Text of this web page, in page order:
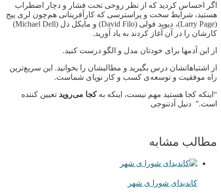
اگر احساس کردید که از نظر روحی تحت فشار و دچار اضطراب
هستید، شرایط سخت و پراسترسی که کارآفرینانی همچون لری پیج
(
Larry Page)، دیوید فولی (David Filo) و مایکل دل (Michael Dell
)
کارشان را در آن آغاز کردند به یاد آورید.
از این آدمها برای خودتان مدل و الگو درست کنید.
از اشتباهاتشان درس بگیرید و مطالبشان را بخوانید. این سریعترین
راه موفقیت و توسعهی کسب و کار نوپای شماست.
“اینکه کجا هستید مهم نیست، اینکه بهکجا میروید تعیین کننده
است.” دنیل آدتنوجی
مطالب مشابه
کاندیدای شورا ی شهر